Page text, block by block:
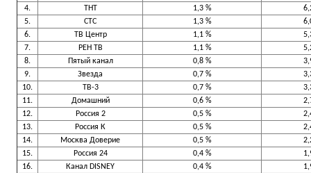
4.
ТНТ 1,3 %
5.
СТС 1,3 %
6.
ТВ Центр 1,1 %
7.
РЕН ТВ 1,1 %
8.
Пятый канал 0,8 %
9.
Звезда 0,7 %
10.
ТВ-3 0,7 %
11.
Домашний 0,6 %
12.
Россия 2 0,5 %
13.
Россия К 0,5 %
14.
Москва Доверие 0,5 %
15.
Россия 24 0,4 %
16.
Канал DISNEY 0,4 %